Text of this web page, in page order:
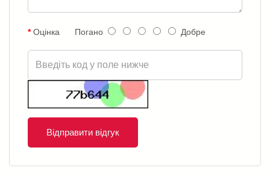
Оцінка Погано Добре
Відправити відгук